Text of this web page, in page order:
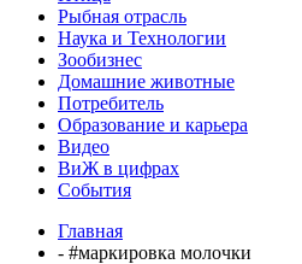
Рыбная отрасль
Наука и Технологии
Зообизнес
Домашние животные
Потребитель
Образование и карьера
Видео
ВиЖ в цифрах
События
Главная
- #маркировка молочки